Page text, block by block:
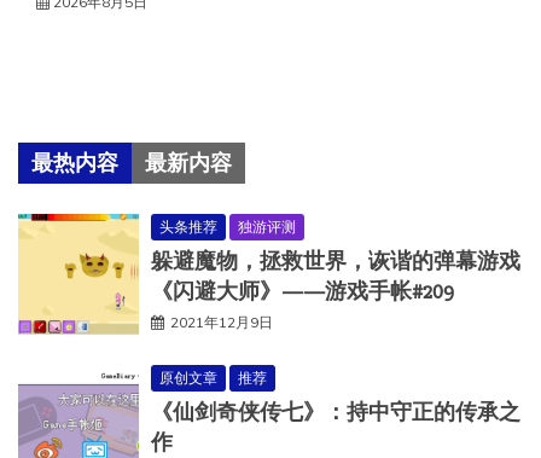
最热内容 最新内容
头条推荐 独游评测
躲避魔物，拯救世界，诙谐的弹幕游戏
《闪避大师》——游戏手帐#209
2021年12月9日
原创文章 推荐
《仙剑奇侠传七》：持中守正的传承之
作